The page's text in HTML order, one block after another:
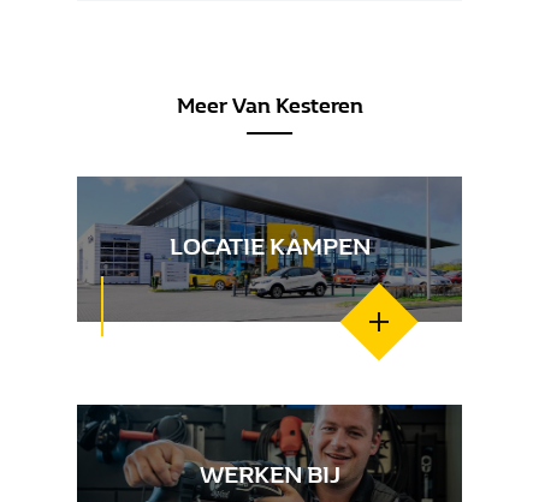
Meer Van Kesteren
LOCATIE KAMPEN
WERKEN BIJ